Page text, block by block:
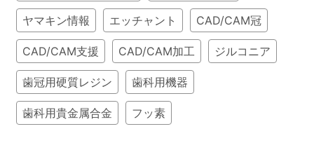
ヤマキン情報 エッチャント CAD/CAM冠
CAD/CAM支援 CAD/CAM加工 ジルコニア
歯冠用硬質レジン 歯科用機器
歯科用貴金属合金 フッ素